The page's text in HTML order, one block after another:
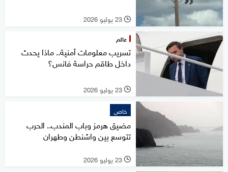
l 23 يوليو 2026
عالم
تسريب معلومات أمنية.. ماذا يحدث
داخل طاقم حراسة فانس؟
l 23 يوليو 2026
خاص
مضيق هرمز وباب المندب.. الحرب
تتوسع بين واشنطن وطهران
l 23 يوليو 2026